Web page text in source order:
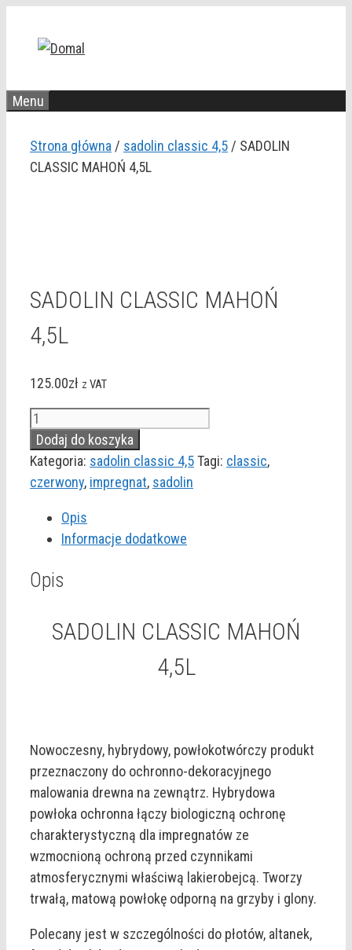
Menu
Strona główna / sadolin classic 4,5 / SADOLIN
CLASSIC MAHOŃ 4,5L
SADOLIN CLASSIC MAHOŃ
4,5L
125.00zł z VAT
ilość
SADOLIN
CLASSIC
MAHOŃ
Dodaj do koszyka
Kategoria: sadolin classic 4,5Tagi: classic,
czerwony, impregnat, sadolin
Opis
Informacje dodatkowe
Opis
SADOLIN CLASSIC MAHOŃ
4,5L
Nowoczesny, hybrydowy, powłokotwórczy produkt
przeznaczony do ochronno-dekoracyjnego
malowania drewna na zewnątrz. Hybrydowa
powłoka ochronna łączy biologiczną ochronę
charakterystyczną dla impregnatów ze
wzmocnioną ochroną przed czynnikami
atmosferycznymi właściwą lakierobejcą. Tworzy
trwałą, matową powłokę odporną na grzyby i glony.
Polecany jest w szczególności do płotów, altanek,